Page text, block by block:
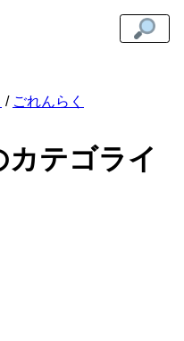
ごれんらく
テゴライ